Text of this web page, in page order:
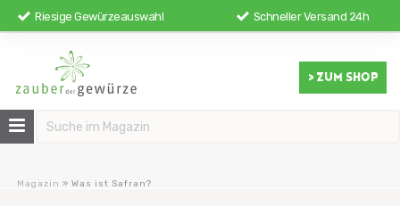
Riesige Gewürzeauswahl Schneller Versand 24h
> ZUM SHOP
Magazin » Was ist Safran?